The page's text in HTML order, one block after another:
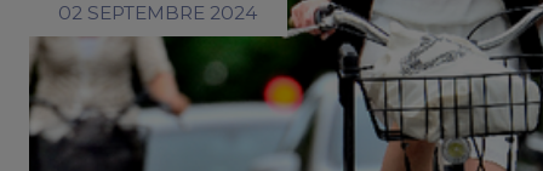
02 SEPTEMBRE 2024